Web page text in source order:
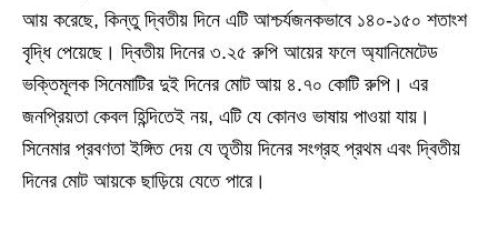
আয় করেছে, কিন্তু দ্বিতীয় দিনে এটি আশ্চর্যজনকভাবে ১৪০-১৫০ শতাংশ
বৃদ্ধি পেয়েছে। দ্বিতীয় দিনের ৩.২৫ রুপি আয়ের ফলে অ্যানিমেটেড
ভক্তিমূলক সিনেমাটির দুই দিনের মোট আয় ৪.৭০ কোটি রুপি। এর
জনপ্রিয়তা কেবল হিন্দিতেই নয়, এটি যে কোনও ভাষায় পাওয়া যায়।
সিনেমার প্রবণতা ইঙ্গিত দেয় যে তৃতীয় দিনের সংগ্রহ প্রথম এবং দ্বিতীয়
দিনের মোট আয়কে ছাড়িয়ে যেতে পারে।